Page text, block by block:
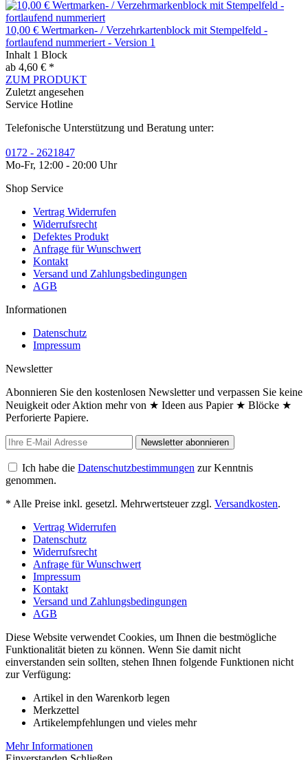
10,00 € Wertmarken- / Verzehrkartenblock mit Stempelfeld -
fortlaufend nummeriert - Version 1
Inhalt 1 Block
ab 4,60 € *
ZUM PRODUKT
Zuletzt angesehen
Service Hotline
Telefonische Unterstützung und Beratung unter:
0172 - 2621847
Mo-Fr, 12:00 - 20:00 Uhr
Shop Service
Vertrag Widerrufen
Widerrufsrecht
Defektes Produkt
Anfrage für Wunschwert
Kontakt
Versand und Zahlungsbedingungen
AGB
Informationen
Datenschutz
Impressum
Newsletter
Abonnieren Sie den kostenlosen Newsletter und verpassen Sie keine
Neuigkeit oder Aktion mehr von ★ Ideen aus Papier ★ Blöcke ★
Perforierte Papiere.
Newsletter abonnieren
Ich habe die Datenschutzbestimmungen zur Kenntnis
genommen.
* Alle Preise inkl. gesetzl. Mehrwertsteuer zzgl. Versandkosten.
Vertrag Widerrufen
Datenschutz
Widerrufsrecht
Anfrage für Wunschwert
Impressum
Kontakt
Versand und Zahlungsbedingungen
AGB
Diese Website verwendet Cookies, um Ihnen die bestmögliche
Funktionalität bieten zu können. Wenn Sie damit nicht
einverstanden sein sollten, stehen Ihnen folgende Funktionen nicht
zur Verfügung:
Artikel in den Warenkorb legen
Merkzettel
Artikelempfehlungen und vieles mehr
Mehr Informationen